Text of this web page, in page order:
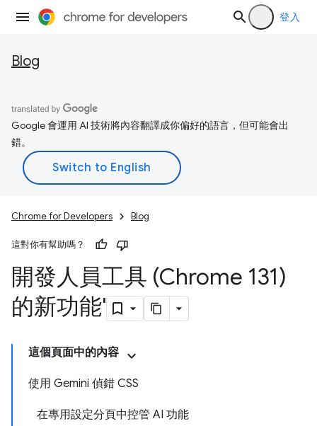
登入
Blog
Google 會運用 AI 技術將內容翻譯成你偏好的語言，但可能會出
錯。
Chrome for Developers Blog
這對你有幫助嗎？
開發人員工具 (Chrome 131)
的新功能'
這個頁面中的內容
使用 Gemini 偵錯 CSS
在專用設定分頁中控管 AI 功能